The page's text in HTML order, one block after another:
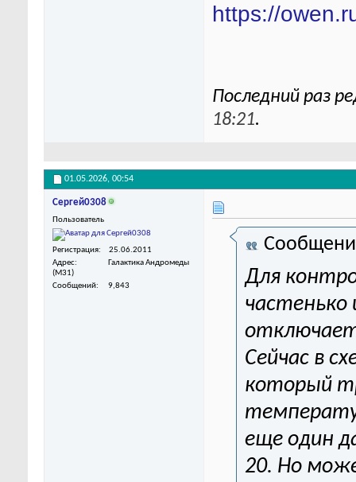
https://
Последний раз
18:21.
01.05.2026, 00:54
Сергей0308
Пользователь
Регистрация
25.06.2011
Адрес
Галактика Андромеды
(M31)
Сообщений
9,843
Для
частенько
отключает
Сейчас в
который
еще один
20. Но